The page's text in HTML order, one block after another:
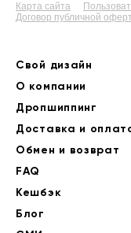
Карта сайта
Договор публичной
Свой дизайн
О компании
Дропшиппинг
Доставка и
Обмен и возврат
FAQ
Кешбэк
Блог